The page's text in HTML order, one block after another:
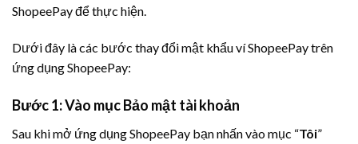
ShopeePay để thực hiện.
Dưới đây là các bước thay đổi mật khẩu ví ShopeePay trên
ứng dụng ShopeePay:
Bước 1: Vào mục Bảo mật tài khoản
Sau khi mở ứng dụng ShopeePay bạn nhấn vào mục “Tôi”